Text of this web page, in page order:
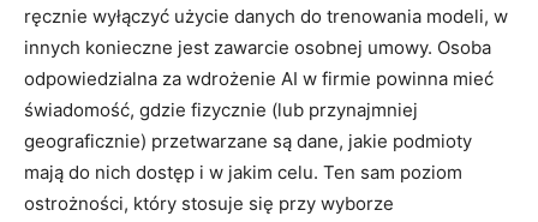
ręcznie wyłączyć użycie danych do trenowania modeli, w
innych konieczne jest zawarcie osobnej umowy. Osoba
odpowiedzialna za wdrożenie AI w firmie powinna mieć
świadomość, gdzie fizycznie (lub przynajmniej
geograficznie) przetwarzane są dane, jakie podmioty
mają do nich dostęp i w jakim celu. Ten sam poziom
ostrożności, który stosuje się przy wyborze